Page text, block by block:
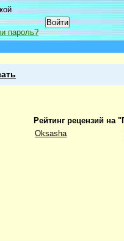
пароль?
Рейтинг рецензий на
Oksasha